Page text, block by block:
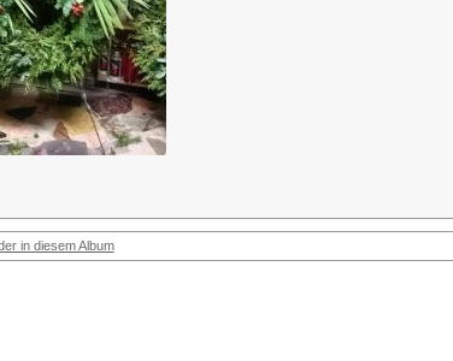
in diesem Album